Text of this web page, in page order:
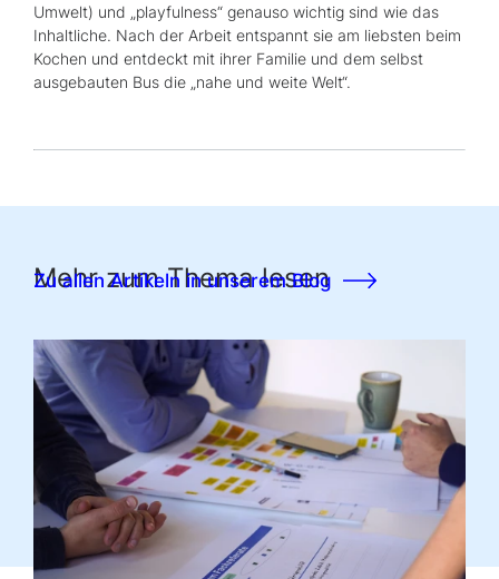
Umwelt) und „ playfulness“ genauso wichtig sind wie das
Inhaltliche. Nach der Arbeit entspannt sie am liebsten beim
Kochen und entdeckt mit ihrer Familie und dem selbst
ausgebauten Bus die „nahe und weite Welt“.
Mehr zum Thema lesen
Zu allen Artikeln in unserem Blog